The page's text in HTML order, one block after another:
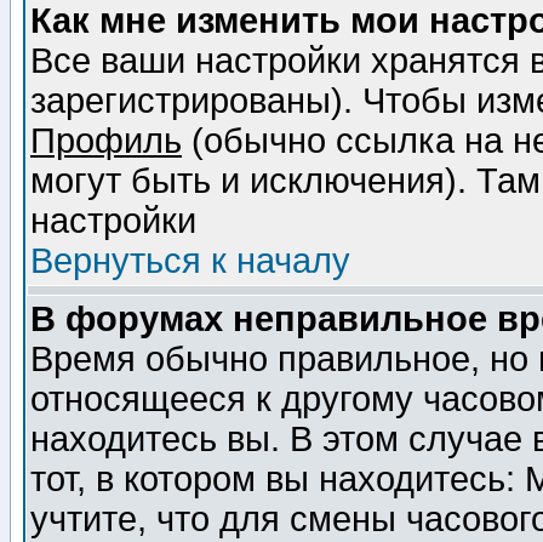
Как мне изменить мои
Все ваши настройки
зарегистрированы). Чтобы
Профиль (обычно ссылка на
могут быть и исключения).
настройки
Вернуться к началу
В форумах неправильное
Время обычно правильное,
относящееся к другому
находитесь вы. В этом
тот, в котором вы
учтите, что для смены